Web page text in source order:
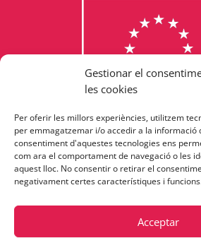
Gestionar el
les cookies
Per oferir les millors experiències, utilitzem
per emmagatzemar i/o accedir a la informació
consentiment d'aquestes tecnologies ens
com ara el comportament de navegació o les
aquest lloc. No consentir o retirar el
negativament certes característiques i
Acceptar
Consulta els
finançats per la Unió